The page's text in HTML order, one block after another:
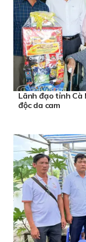
Lãnh đạo tỉnh Cà
độc da cam